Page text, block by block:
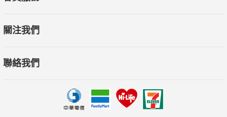
關注我們
聯絡我們